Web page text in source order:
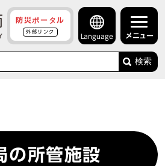
防災ポータル
外部リンク
Language メニュー
検索
の所管施設